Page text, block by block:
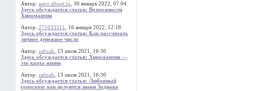
Автор: astro.sibnet.ru , 30 января 2022, 07:04
Здесь обсуждается статья: Возможности
Хиромантии
Автор: 271033511
, 16 января 2022, 12:18
Здесь обсуждается статья: Как рассчитать
личное денежное число
Автор: zabzab , 13 июля 2021, 16:30
Здесь обсуждается статья: Хиромантия —
это карта жизни
Автор: zabzab , 13 июля 2021, 16:30
Здесь обсуждается статья: Любовный
гороскоп: как целуются знаки Зодиака